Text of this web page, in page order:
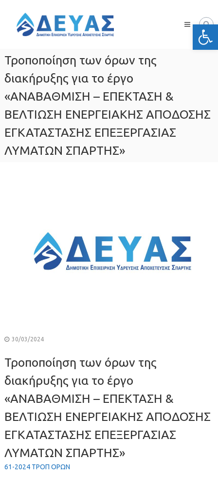
content
Δ.Ε.Υ.Α.
Σπάρτης
Δημοτική
Αποχέτευσης
Σπάρτης
Τροποποίηση των όρων της
διακήρυξης για το έργο
«ΑΝΑΒΑΘΜΙΣΗ – ΕΠΕΚΤΑΣΗ &
ΒΕΛΤΙΩΣΗ ΕΝΕΡΓΕΙΑΚΗΣ ΑΠΟΔΟΣΗΣ
ΕΓΚΑΤΑΣΤΑΣΗΣ ΕΠΕΞΕΡΓΑΣΙΑΣ
ΛΥΜΑΤΩΝ ΣΠΑΡΤΗΣ»
30/03/2024
Τροποποίηση των όρων της
διακήρυξης για το έργο
«ΑΝΑΒΑΘΜΙΣΗ – ΕΠΕΚΤΑΣΗ &
ΒΕΛΤΙΩΣΗ ΕΝΕΡΓΕΙΑΚΗΣ ΑΠΟΔΟΣΗΣ
ΕΓΚΑΤΑΣΤΑΣΗΣ ΕΠΕΞΕΡΓΑΣΙΑΣ
ΛΥΜΑΤΩΝ ΣΠΑΡΤΗΣ»
61-2024 ΤΡΟΠ ΟΡΩΝ